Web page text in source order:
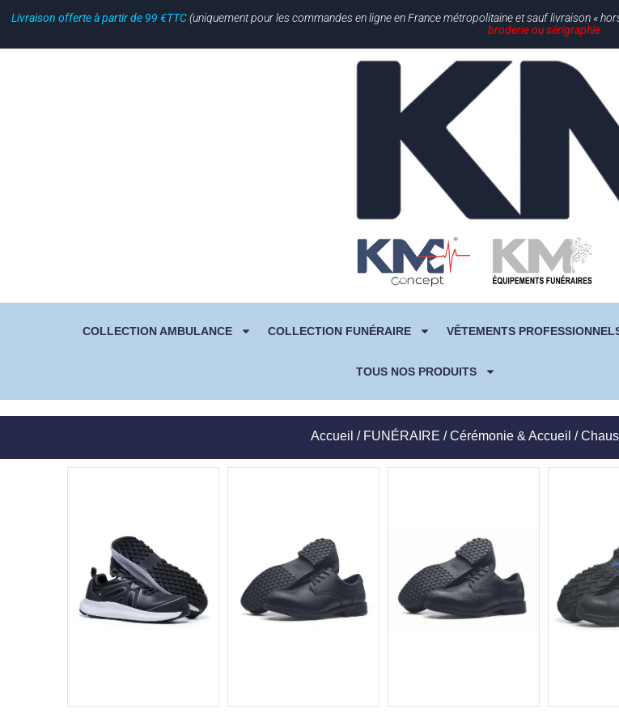
Livraison offerte à partir de 99 €TTC(uniquement pour les commandes en ligne en France métropolitaine et sauf livraison «
broderie ou sérigraphie
COLLECTION AMBULANCE COLLECTION FUNÉRAIRE VÊTEMENTS
TOUS NOS PRODUITS
Accueil / FUNÉRAIRE /Cérémonie & Accueil /